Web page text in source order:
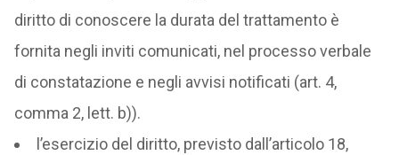
diritto di conoscere la durata del trattamento è
fornita negli inviti comunicati, nel processo verbale
di constatazione e negli avvisi notificati (art. 4,
comma 2, lett. b)).
l’esercizio del diritto, previsto dall’articolo 18,